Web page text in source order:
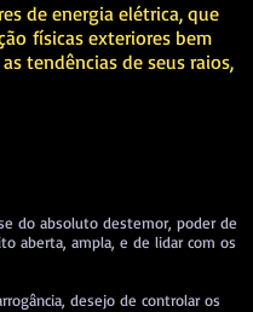
de energia elétrica, que
físicas exteriores bem
tendências de seus raios,
do absoluto destemor, poder de
aberta, ampla, e de lidar com os
desejo de controlar os